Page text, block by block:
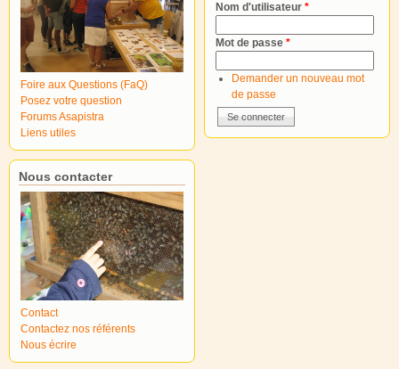
Foire aux Questions (FaQ)
Posez votre question
Forums Asapistra
Liens utiles
Nous contacter
Contact
Contactez nos référents
Nous écrire
Nom d'utilisateur *
Mot de passe *
Demander un nouveau mot
de passe